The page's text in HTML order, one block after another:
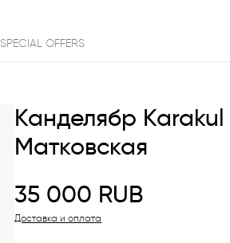
SPECIAL OFFERS
Канделябр
Матковская
35 000 RUB
Доставка и оплата